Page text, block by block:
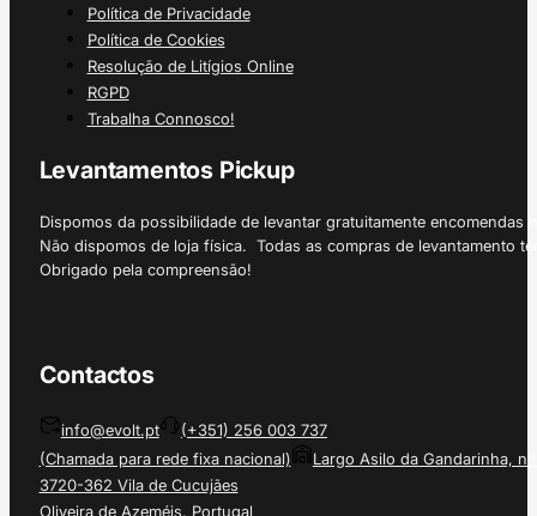
Política de Privacidade
Política de Cookies
Resolução de Litígios Online
RGPD
Trabalha Connosco!
Levantamentos Pickup
Dispomos da possibilidade de levantar gratuitamente
Não dispomos de loja física. Todas as compras de levantamento
Obrigado pela compreensão!
Contactos
info@evolt.pt
(+351) 256 003 737
(Chamada para rede fixa nacional)
Largo Asilo da Gandarinha, nº
3720-362 Vila de Cucujães
Oliveira de Azeméis, Portugal